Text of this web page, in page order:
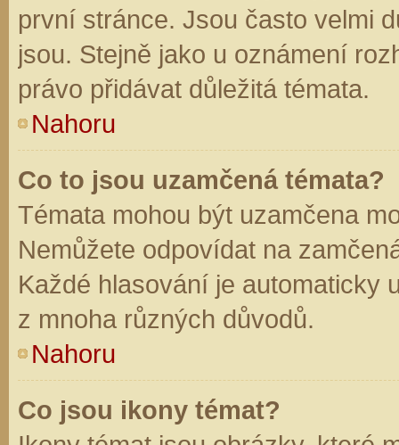
první stránce. Jsou často velmi
jsou. Stejně jako u oznámení
právo přidávat důležitá témata.
Nahoru
Co to jsou uzamčená témata?
Témata mohou být uzamčena
Nemůžete odpovídat na
Každé hlasování je automaticky
z mnoha různých důvodů.
Nahoru
Co jsou ikony témat?